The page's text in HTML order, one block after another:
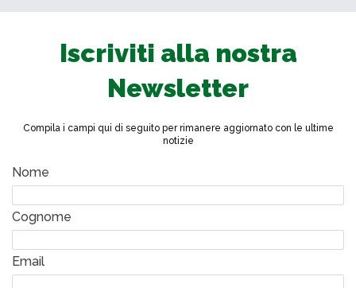
Iscriviti alla nostra
Newsletter
Compila i campi qui di seguito per rimanere aggiornato con le ultime
notizie
Nome
Cognome
Email